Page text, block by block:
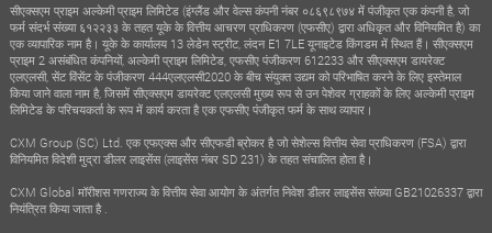
सीएक्सएम प्राइम अल्केमी प्राइम लिमिटेड (इंग्लैंड और वेल्स कंपनी नंबर ०८६९८९७४ में पंजीकृत एक कंपनी है, जो
फर्म संदर्भ संख्या ६१२२३३ के तहत यूके के वित्तीय आचरण प्राधिकरण (एफसीए) द्वारा अधिकृत और विनियमित है) का
एक व्यापारिक नाम है। यूके के कार्यालय 13 लेडेन स्ट्रीट, लंदन E1 7LE यूनाइटेड किंगडम में स्थित हैं। सीएक्सएम
प्राइम 2 असंबंधित कंपनियों, अल्केमी प्राइम लिमिटेड, एफसीए पंजीकरण 612233 और सीएक्सएम डायरेक्ट
एलएलसी, सेंट विंसेंट के पंजीकरण 444एलएलसी2020 के बीच संयुक्त उद्यम को परिभाषित करने के लिए इस्तेमाल
किया जाने वाला नाम है, जिसमें सीएक्सएम डायरेक्ट एलएलसी मुख्य रूप से उन पेशेवर ग्राहकों के लिए अल्केमी प्राइम
लिमिटेड के परिचयकर्ता के रूप में कार्य करता है एक एफसीए पंजीकृत फर्म के साथ व्यापार।
CXM Group (SC) Ltd. एक एफएक्स और सीएफडी ब्रोकर है जो सेशेल्स वित्तीय सेवा प्राधिकरण (FSA) द्वारा
विनियमित विदेशी मुद्रा डीलर लाइसेंस (लाइसेंस नंबर SD 231) के तहत संचालित होता है।
CXM Global मॉरीशस गणराज्य के वित्तीय सेवा आयोग के अंतर्गत निवेश डीलर लाइसेंस संख्या GB21026337 द्वारा
नियंत्रित किया जाता है .